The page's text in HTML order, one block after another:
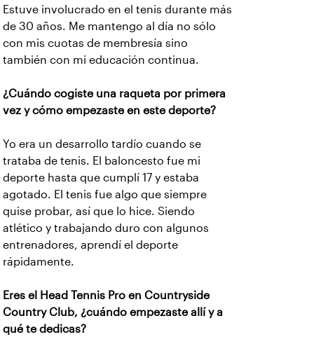
Estuve involucrado en el tenis durante más
de 30 años. Me mantengo al día no sólo
con mis cuotas de membresía sino
también con mi educación continua.
¿Cuándo cogiste una raqueta por primera
vez y cómo empezaste en este deporte?
Yo era un desarrollo tardío cuando se
trataba de tenis. El baloncesto fue mi
deporte hasta que cumplí 17 y estaba
agotado. El tenis fue algo que siempre
quise probar, así que lo hice. Siendo
atlético y trabajando duro con algunos
entrenadores, aprendí el deporte
rápidamente.
Eres el Head Tennis Pro en Countryside
Country Club, ¿cuándo empezaste allí y a
qué te dedicas?